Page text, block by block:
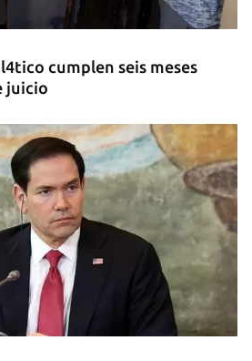
cumplen seis meses
juicio